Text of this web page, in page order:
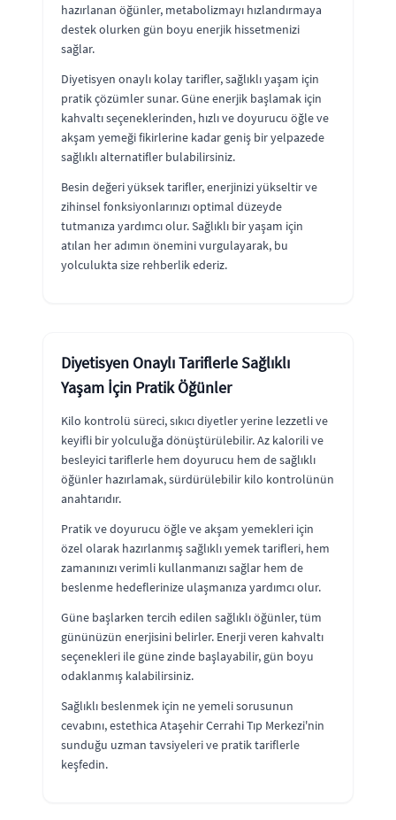
hazırlanan öğünler, metabolizmayı hızlandırmaya
destek olurken gün boyu enerjik hissetmenizi
sağlar.
Diyetisyen onaylı kolay tarifler, sağlıklı yaşam için
pratik çözümler sunar. Güne enerjik başlamak için
kahvaltı seçeneklerinden, hızlı ve doyurucu öğle ve
akşam yemeği fikirlerine kadar geniş bir yelpazede
sağlıklı alternatifler bulabilirsiniz.
Besin değeri yüksek tarifler, enerjinizi yükseltir ve
zihinsel fonksiyonlarınızı optimal düzeyde
tutmanıza yardımcı olur. Sağlıklı bir yaşam için
atılan her adımın önemini vurgulayarak, bu
yolculukta size rehberlik ederiz.
Diyetisyen Onaylı Tariflerle Sağlıklı
Yaşam İçin Pratik Öğünler
Kilo kontrolü süreci, sıkıcı diyetler yerine lezzetli ve
keyifli bir yolculuğa dönüştürülebilir. Az kalorili ve
besleyici tariflerle hem doyurucu hem de sağlıklı
öğünler hazırlamak, sürdürülebilir kilo kontrolünün
anahtarıdır.
Pratik ve doyurucu öğle ve akşam yemekleri için
özel olarak hazırlanmış sağlıklı yemek tarifleri, hem
zamanınızı verimli kullanmanızı sağlar hem de
beslenme hedeflerinize ulaşmanıza yardımcı olur.
Güne başlarken tercih edilen sağlıklı öğünler, tüm
gününüzün enerjisini belirler. Enerji veren kahvaltı
seçenekleri ile güne zinde başlayabilir, gün boyu
odaklanmış kalabilirsiniz.
Sağlıklı beslenmek için ne yemeli sorusunun
cevabını, estethica Ataşehir Cerrahi Tıp Merkezi'nin
sunduğu uzman tavsiyeleri ve pratik tariflerle
keşfedin.